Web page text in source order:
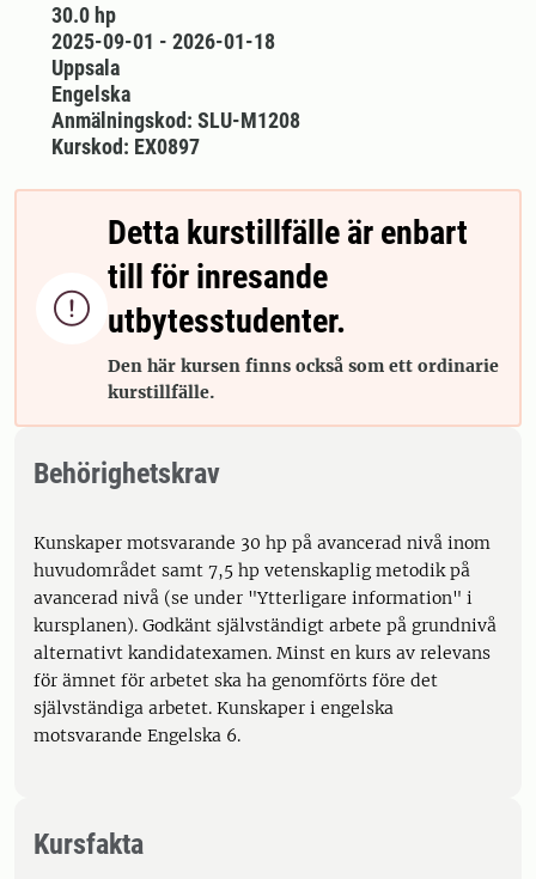
30.0 hp
2025-09-01 - 2026-01-18
Uppsala
Engelska
Anmälningskod: SLU-M1208
Kurskod: EX0897

Detta kurstillfälle är enbart
till för inresande
utbytesstudenter.
Den här kursen finns också som ett ordinarie
kurstillfälle.
Behörighetskrav
Kunskaper motsvarande 30 hp på avancerad nivå inom
huvudområdet samt 7,5 hp vetenskaplig metodik på
avancerad nivå (se under "Ytterligare information" i
kursplanen). Godkänt självständigt arbete på grundnivå
alternativt kandidatexamen. Minst en kurs av relevans
för ämnet för arbetet ska ha genomförts före det
självständiga arbetet. Kunskaper i engelska
motsvarande Engelska 6.
Kursfakta